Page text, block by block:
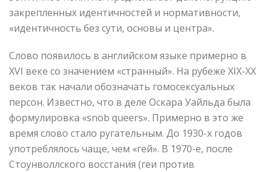
закрепленных идентичностей и нормативности,
«идентичность без сути, основы и центра».
Слово появилось в английском языке примерно в
XVI веке со значением «странный». На рубеже XIX-XX
веков так начали обозначать гомосексуальных
персон. Известно, что в деле Оскара Уайльда была
формулировка «snob queers». Примерно в это же
время слово стало ругательным. До 1930-х годов
употреблялось чаще, чем «гей». В 1970-е, после
Стоунволлского восстания (геи против